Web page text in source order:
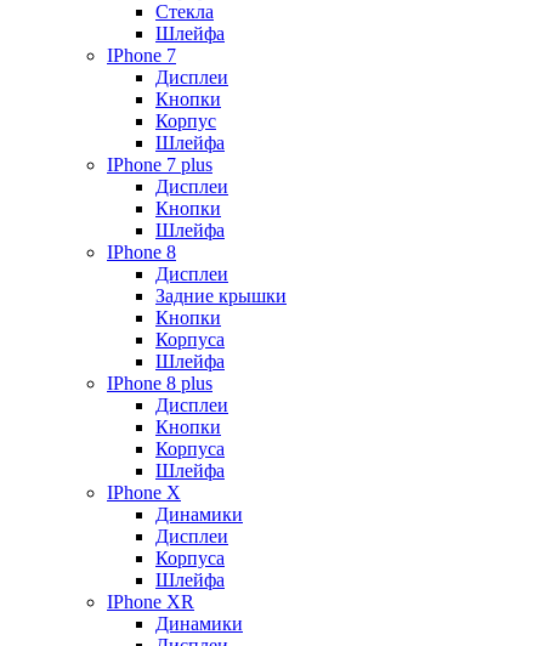
Стекла
Шлейфа
IPhone 7
Дисплеи
Кнопки
Корпус
Шлейфа
IPhone 7 plus
Дисплеи
Кнопки
Шлейфа
IPhone 8
Дисплеи
Задние крышки
Кнопки
Корпуса
Шлейфа
IPhone 8 plus
Дисплеи
Кнопки
Корпуса
Шлейфа
IPhone X
Динамики
Дисплеи
Корпуса
Шлейфа
IPhone XR
Динамики